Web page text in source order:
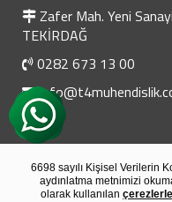
Zafer Mah. Yeni
TEKİRDAĞ
0282 673 13 00
© 2021 T4 Mühendislik
6698 sayılı Kişisel Verilerin
aydınlatma metnimizi
olarak kullanılan çerezlerle